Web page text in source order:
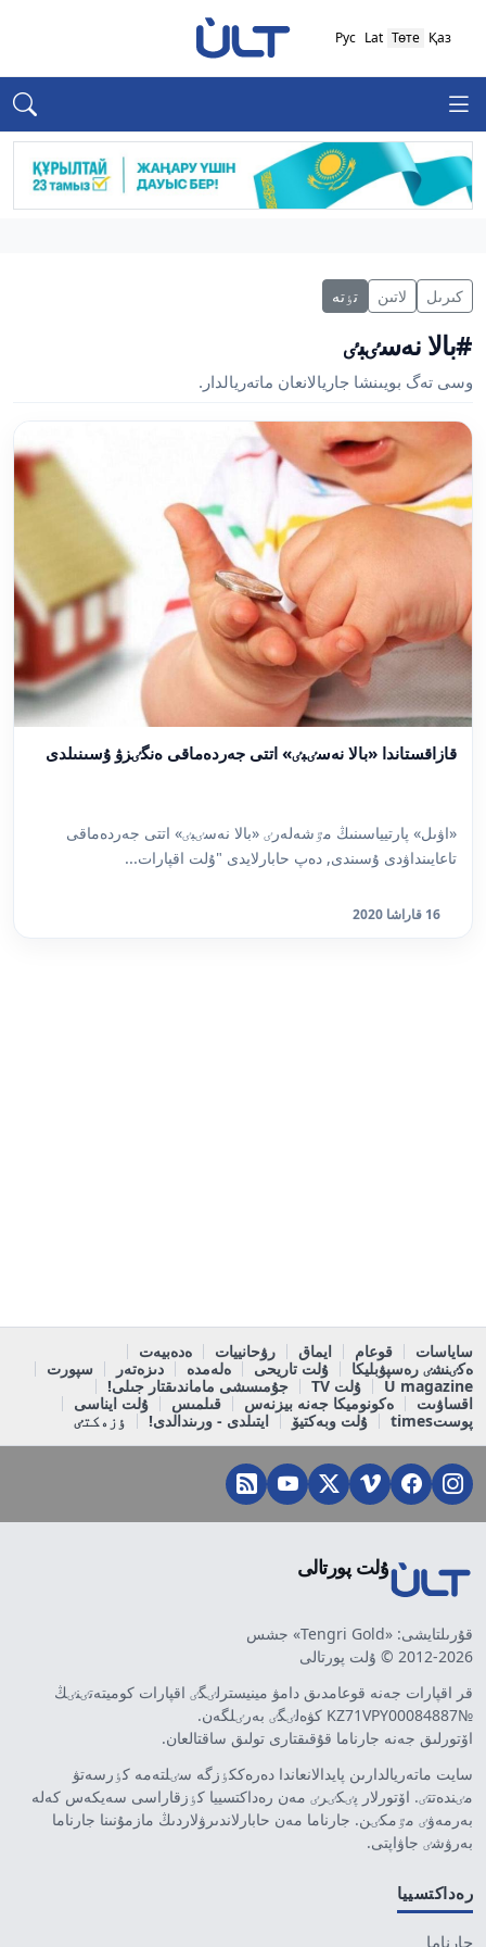
Қаз
Төте
Lat
Рус
كىرىل لاتىن تٶتە
#بالا نەسٸبٸ
وسى تەگ بويىنشا جاريالانعان ماتەريالدار.
قازاقستاندا «بالا نەسٸبٸ» اتتى جەردەماقى ەنگٸزۋ ۇسىنىلدى
«اۋىل» پارتيياسىنىڭ مٷشەلەرٸ «بالا نەسٸبٸ» اتتى جەردەماقى
تاعايىنداۋدى ۇسىندى, دەپ حابارلايدى "ۇلت اقپارات...
16 قاراشا 2020
ساياسات قوعام ايماق رۋحانييات
ەدەبيەت
ەكٸنشٸ رەسپۋبليكا
ۇلت تاريحى ەلەمدە دىزەتەر
سپورت
U magazine
ۇلت TV
جۇمىسشى ماماندىقتار جىلى!
اقساۋىت
ەكونوميكا جەنە بيزنەس قىلمىس
ۇلت ايناسى
پوستtimes
ۇلت وبەكتيۆ ايتىلدى - ورىندالدى! ٶزەكتٸ
ۇلت پورتالى
قۇرىلتايشى: «Tengri Gold» جشس
2012-2026 © ۇلت پورتالى
قر اقپارات جەنە قوعامدىق دامۋ مينيسترلٸگٸ اقپارات كوميتەتٸنٸڭ
№KZ71VPY00084887 كۋەلٸگٸ بەرٸلگەن.
اۆتورلىق جەنە جارناما قۇقىقتارى تولىق ساقتالعان.
سايت ماتەريالدارىن پايدالانعاندا دەرەككٶزگە سٸلتەمە كٶرسەتۋ
مٸندەتتٸ. اۆتورلار پٸكٸرٸ مەن رەداكتسييا كٶزقاراسى سەيكەس كەلە
بەرمەۋٸ مٷمكٸن. جارناما مەن حابارلاندىرۋلاردىڭ مازمۇنىنا جارناما
بەرۋشٸ جاۋاپتى.
رەداكتسييا
جارناما